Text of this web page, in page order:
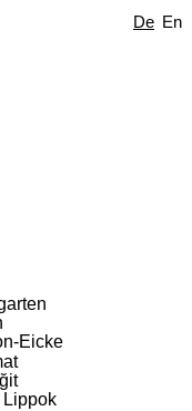
De En
Eicke
Lippok